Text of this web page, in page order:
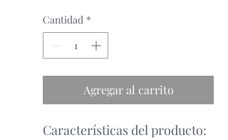
Cantidad *
Agregar al carrito
Características del producto: